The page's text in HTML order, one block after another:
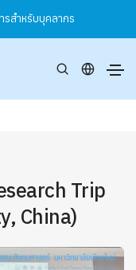
รสำหรับบุคลากร
Trip
China)